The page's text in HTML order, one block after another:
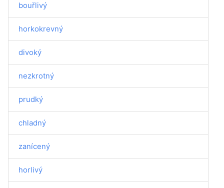
bouřlivý
horkokrevný
divoký
nezkrotný
prudký
chladný
zanícený
horlivý